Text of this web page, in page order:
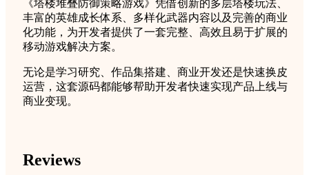
《塔楼堆叠防御策略游戏》凭借创新的多层塔楼玩法、
丰富的英雄成长体系、多样化武器内容以及完善的商业
化功能，为开发者提供了一套完整、高效且易于扩展的
移动游戏解决方案。
无论是学习研究、作品集搭建、商业开发还是快速换皮
运营，这套源码都能够帮助开发者快速实现产品上线与
商业变现。
Reviews